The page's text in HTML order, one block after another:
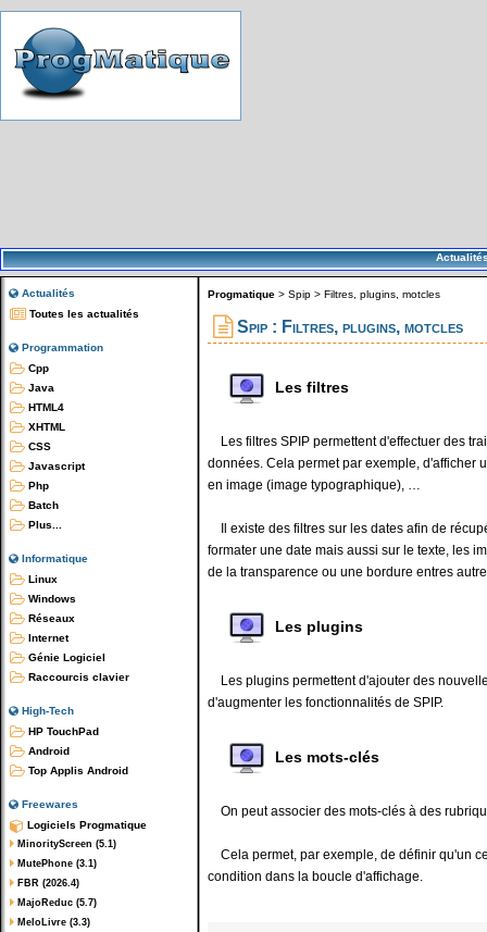
Actualités
Toutes les actualités
Programmation
Cpp
Java
HTML4
XHTML
CSS
Javascript
Php
Batch
Plus...
Informatique
Linux
Windows
Réseaux
Internet
Génie Logiciel
Raccourcis clavier
High-Tech
HP TouchPad
Android
Top Applis Android
Freewares
Logiciels Progmatique
MinorityScreen (5.1)
MutePhone (3.1)
FBR (2026.4)
MajoReduc (5.7)
MeloLivre (3.3)
Progmatique > Spip > Filtres, plugins, motcles
Spip : Filtres, plugins, motcles
Les filtres
Les filtres SPIP permettent d'effectuer des
données. Cela permet par exemple, d'afficher
en image (image typographique), …
Il existe des filtres sur les dates afin de
formater une date mais aussi sur le texte, les
de la transparence ou une bordure entres
Les plugins
Les plugins permettent d'ajouter des
d'augmenter les fonctionnalités de SPIP.
Les mots-clés
On peut associer des mots-clés à des
Cela permet, par exemple, de définir qu'un
condition dans la boucle d'affichage.